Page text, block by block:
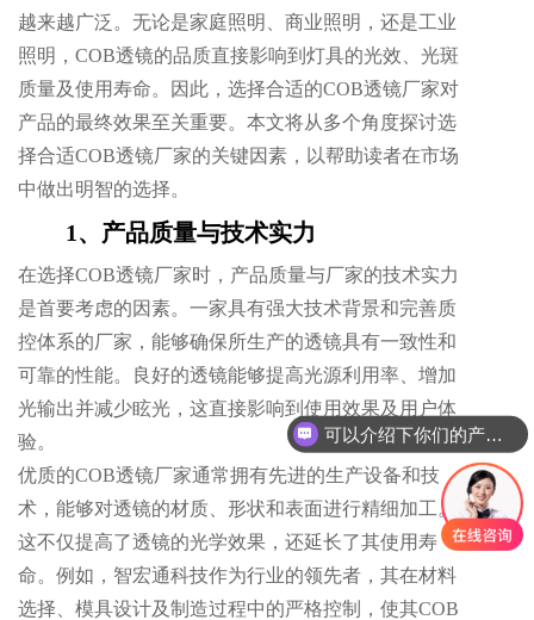
越来越广泛。无论是家庭照明、商业照明，还是工业
照明，COB透镜的品质直接影响到灯具的光效、光斑
质量及使用寿命。因此，选择合适的COB透镜厂家对
产品的最终效果至关重要。本文将从多个角度探讨选
择合适COB透镜厂家的关键因素，以帮助读者在市场
中做出明智的选择。
1、产品质量与技术实力
在选择COB透镜厂家时，产品质量与厂家的技术实力
是首要考虑的因素。一家具有强大技术背景和完善质
控体系的厂家，能够确保所生产的透镜具有一致性和
可靠的性能。良好的透镜能够提高光源利用率、增加
光输出并减少眩光，这直接影响到使用效果及用户体
验。
优质的COB透镜厂家通常拥有先进的生产设备和技
术，能够对透镜的材质、形状和表面进行精细加工。
这不仅提高了透镜的光学效果，还延长了其使用寿
命。例如，智宏通科技作为行业的领先者，其在材料
选择、模具设计及制造过程中的严格控制，使其COB
可以介绍下你们的产品么